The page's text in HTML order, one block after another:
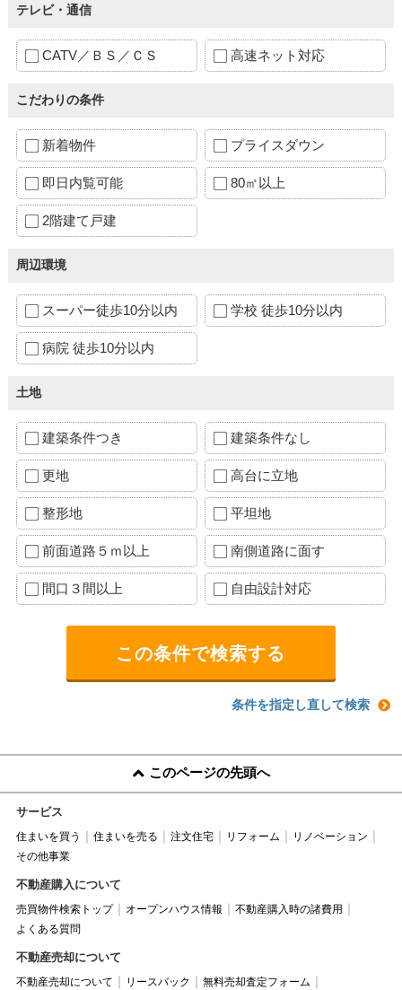
テレビ・通信
CATV／ＢＳ／ＣＳ 高速ネット対応
こだわりの条件
新着物件 プライスダウン
即日内覧可能 80㎡以上
2階建て戸建
周辺環境
スーパー徒歩10分以内 学校 徒歩10分以内
病院 徒歩10分以内
土地
建築条件つき 建築条件なし
更地 高台に立地
整形地 平坦地
前面道路５ｍ以上 南側道路に面す
間口３間以上 自由設計対応
条件を指定し直して検索
このページの先頭へ
サービス
住まいを買う 住まいを売る 注文住宅 リフォーム
リノベーション
その他事業
不動産購入について
売買物件検索トップ オープンハウス情報
不動産購入時の諸費用
よくある質問
不動産売却について
不動産売却について リースバック
無料売却査定フォーム